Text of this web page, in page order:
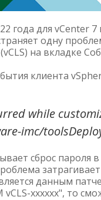
года для vCenter
одну
на вкладке
клиента
while
imc/
сброс пароля
данным
vCLS-xxxxxx", то